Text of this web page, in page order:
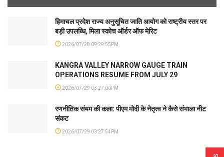
हिमाचल प्रदेश राज्य अनुसूचित जाति आयोग को राष्ट्रीय स्तर पर
बड़ी उपलब्धि, मिला स्कोच ऑर्डर ऑफ मेरिट
2026/07/28 09:29:55PM
KANGRA VALLEY NARROW GAUGE TRAIN
OPERATIONS RESUME FROM JULY 29
2026/07/29 03:27:00PM
रणनीतिक संयम की कला: पीएम मोदी के नेतृत्व ने कैसे संभाला नीट
संकट
2026/07/29 03:27:54PM